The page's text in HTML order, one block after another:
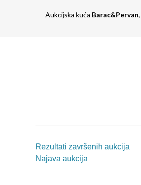
Aukcijska kuća Barac&Pervan
Rezultati završenih aukcija
Najava aukcija